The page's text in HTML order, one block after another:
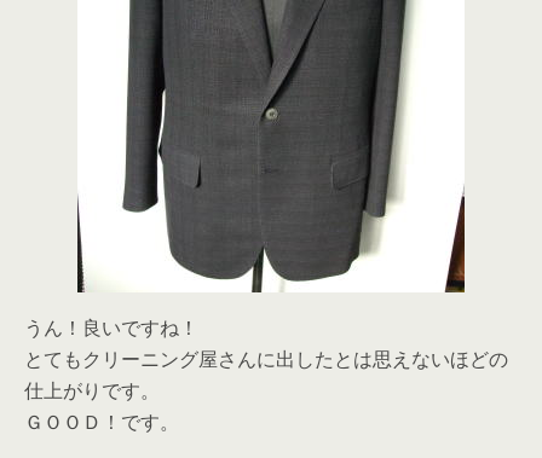
うん！良いですね！
とてもクリーニング屋さんに出したとは思えないほどの
仕上がりです。
ＧＯＯＤ！です。